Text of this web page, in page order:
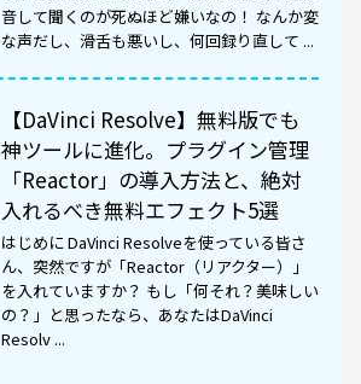
音して聞くのが死ぬほど嫌いなの！ なんか変
な声だし、滑舌も悪いし、何回録り直して ...
【DaVinci Resolve】無料版でも
神ツールに進化。プラグイン管理
「Reactor」の導入方法と、絶対
入れるべき無料エフェクト5選
はじめに DaVinci Resolveを使っている皆さ
ん、突然ですが「Reactor（リアクター）」
を入れていますか？ もし「何それ？美味しい
の？」と思ったなら、あなたはDaVinci
Resolv ...